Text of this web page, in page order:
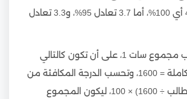
GPA تساوي 4 أي 100%، أما 3.7 تعادل 95%، و3.3 تعادل
ثم يتم احتساب مجموع سات 1، على أن تكون كالتالي
درجة SAT I الكاملة = 1600، وتحسب الدرجة المكافئة من
خلال (درجة الطالب ÷ 1600) × 100، ليكون المجموع